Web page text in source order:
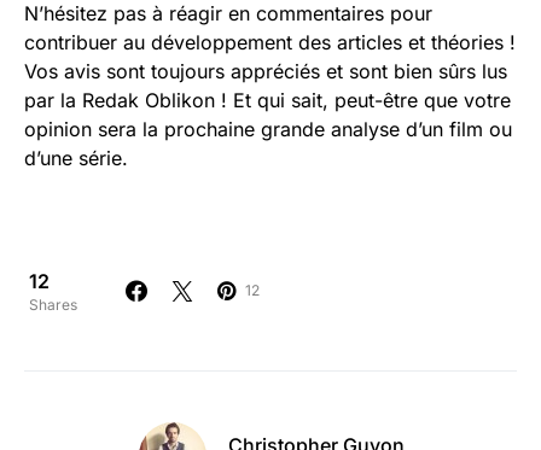
N’hésitez pas à réagir en commentaires pour
contribuer au développement des articles et théories !
Vos avis sont toujours appréciés et sont bien sûrs lus
par la Redak Oblikon ! Et qui sait, peut-être que votre
opinion sera la prochaine grande analyse d’un film ou
d’une série.
12
Shares
12